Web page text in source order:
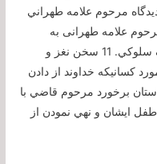
مرحوم علامه طهراني
10 تأكيد بليغ مرحوم علامه طهرانی به
شاگردانشان بر عمل به وظائف و تكاليف سلوكي. 11 سخن نغز و
كسانيكه خداوند از دادن
به آنها دريغ مي‌فرمايد. 12 داستان برخورد مرحوم قاضي با
ايشان و نهي نمودن از